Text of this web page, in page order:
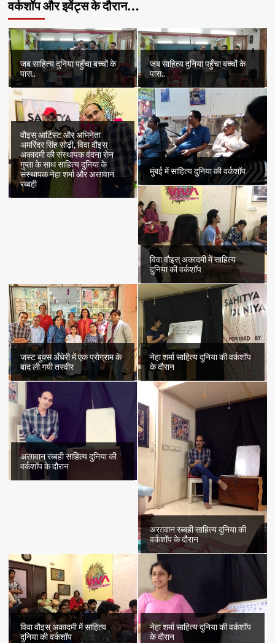
वर्कशॉप और इवेंट्स के दौरान…
जब साहित्य दुनिया पहुँचा बच्चों के
पास..
जब साहित्य दुनिया पहुँचा बच्चों के
पास..
वौइस् आर्टिस्ट और अभिनेता
अमरिंदर सिंह सोढ़ी, विवा वौइस्
अकादमी की संस्थापक वंदना सेन
गुप्ता के साथ साहित्य दुनिया के
संस्थापक नेहा शर्मा और अरग़वान
रब्बही
मुंबई में साहित्य दुनिया की वर्कशॉप
विवा वौइस् अकादमी में साहित्य
दुनिया की वर्कशॉप
जस्ट बुक्स अँधेरी में एक प्रोग्राम के
बाद ली गयी तस्वीर
नेहा शर्मा साहित्य दुनिया की वर्कशॉप
के दौरान
अरग़वान रब्बही साहित्य दुनिया की
वर्कशॉप के दौरान
अरग़वान रब्बही साहित्य दुनिया की
वर्कशॉप के दौरान
विवा वौइस् अकादमी में साहित्य
दुनिया की वर्कशॉप
नेहा शर्मा साहित्य दुनिया की वर्कशॉप
के दौरान